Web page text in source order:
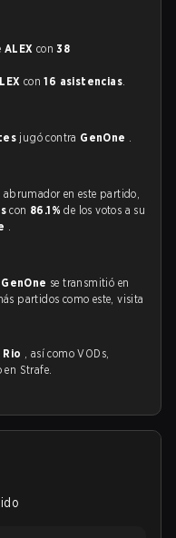
ALEX con38
con16 asistencias.
jugó contra GenOne .
en este partido,
con 86.1%de los votos a su
.
se transmitió en
partidos como este, visita
Rio , así como VODs,
en Strafe.